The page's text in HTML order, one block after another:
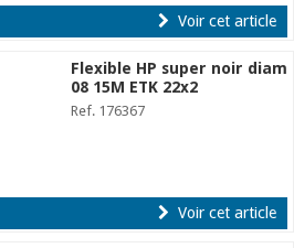
Voir cet article
Flexible HP super noir diam
08 15M ETK 22x2
Ref. 176367
Voir cet article